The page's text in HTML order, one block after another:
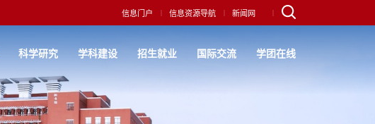
信息门户 信息资源导航 新闻网
科学研究 学科建设 招生就业 国际交流 学团在线